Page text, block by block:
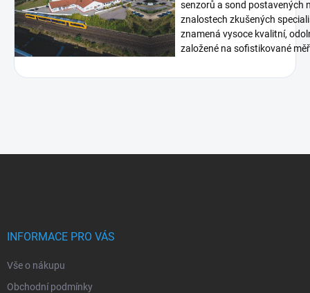
senzorů a sond postavených
znalostech zkušených
znamená vysoce kvalitní,
založené na sofistikované
INFORMACE PRO VÁS
Vše o nákupu
Obchodní podmínky